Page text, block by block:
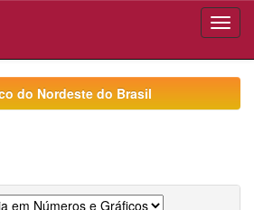
do Nordeste do Brasil